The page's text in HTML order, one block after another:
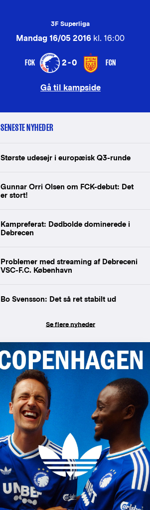
3F Superliga
Mandag 16/05 2016 kl. 16:00
FCK 2-0 FCN
Gå til kampside
SENESTE NYHEDER
Største udesejr i europæisk Q3-runde
Gunnar Orri Olsen om FCK-debut: Det
er stort!
Kampreferat: Dødbolde dominerede i
Debrecen
Problemer med streaming af Debreceni
VSC-F.C. København
Bo Svensson: Det så ret stabilt ud
Se flere nyheder